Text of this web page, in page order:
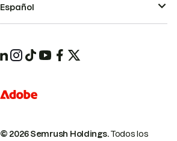
© 2026 Semrush Holdings.Todos los
Español